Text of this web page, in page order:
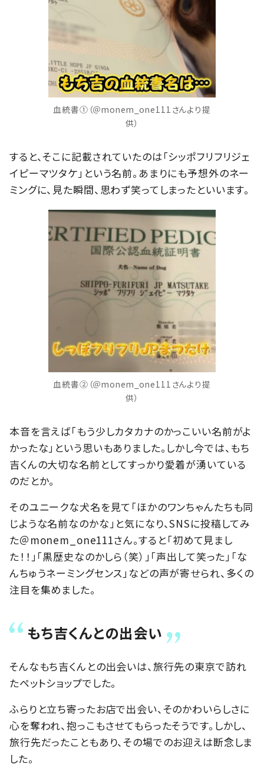
血統書①（＠monem_one111さんより提
供）
すると、そこに記載されていたのは「シッポフリフリジェ
イピーマツタケ」という名前。あまりにも予想外のネー
ミングに、見た瞬間、思わず笑ってしまったといいます。
血統書②（＠monem_one111さんより提
供）
本音を言えば「もう少しカタカナのかっこいい名前がよ
かったな」という思いもありました。しかし今では、もち
吉くんの大切な名前としてすっかり愛着が湧いている
のだとか。
そのユニークな犬名を見て「ほかのワンちゃんたちも同
じような名前なのかな」と気になり、SNSに投稿してみ
た＠monem_one111さん。すると「初めて見まし
た！！」「黒歴史なのかしら（笑）」「声出して笑った」「な
んちゅうネーミングセンス」などの声が寄せられ、多くの
注目を集めました。
もち吉くんとの出会い
そんなもち吉くんとの出会いは、旅行先の東京で訪れ
たペットショップでした。
ふらりと立ち寄ったお店で出会い、そのかわいらしさに
心を奪われ、抱っこもさせてもらったそうです。しかし、
旅行先だったこともあり、その場でのお迎えは断念しま
した。